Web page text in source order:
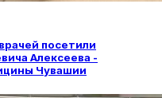
посетили
Алексеева -
Чувашии